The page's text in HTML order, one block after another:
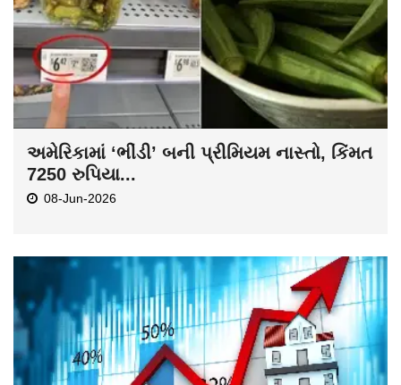
અમેરિકામાં ‘ભીંડી’ બની પ્રીમિયમ નાસ્તો, કિંમત
7250 રુપિયા...
08-Jun-2026